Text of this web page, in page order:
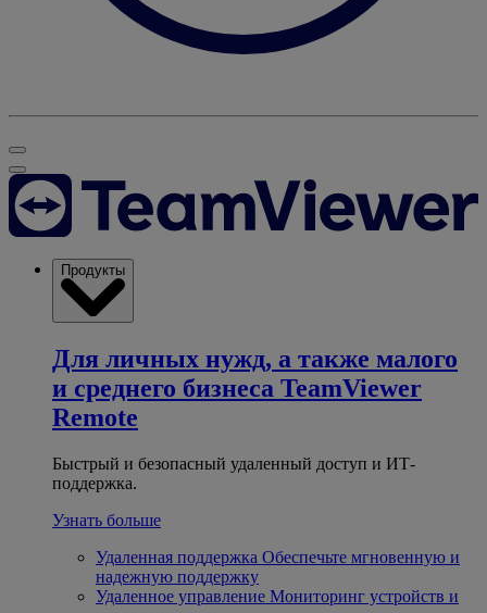
Продукты
Для личных нужд, а также малого
и среднего бизнеса TeamViewer
Remote
Быстрый и безопасный удаленный доступ и ИТ-
поддержка.
Узнать больше
Удаленная поддержка Обеспечьте мгновенную и
надежную поддержку
Удаленное управление Мониторинг устройств и